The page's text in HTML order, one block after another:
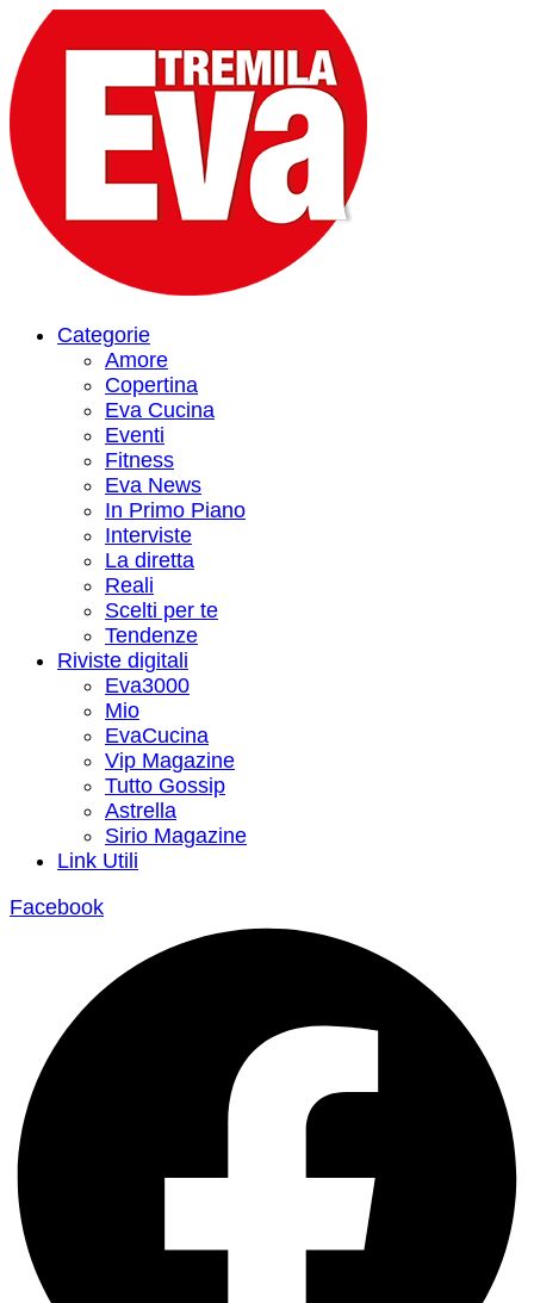
Categorie
Amore
Copertina
Eva Cucina
Eventi
Fitness
Eva News
In Primo Piano
Interviste
La diretta
Reali
Scelti per te
Tendenze
Riviste digitali
Eva3000
Mio
EvaCucina
Vip Magazine
Tutto Gossip
Astrella
Sirio Magazine
Link Utili
Facebook